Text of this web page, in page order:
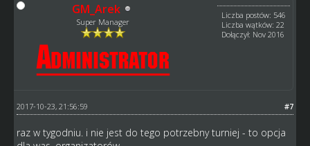
GM_Arek
Super Manager
Liczba postów: 546
Liczba wątków: 22
Dołączył: Nov 2016
#7
2017-10-23, 21:56:59
raz w tygodniu. i nie jest do tego potrzebny turniej - to opcja